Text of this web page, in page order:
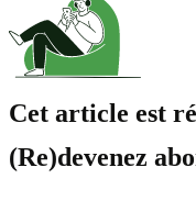
Cet article est
(Re)devenez